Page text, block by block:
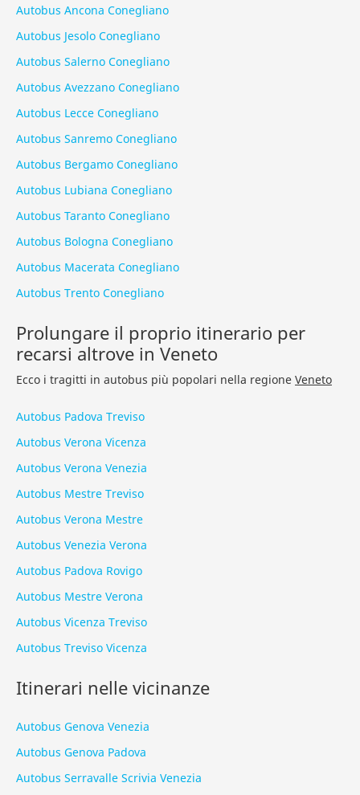
Autobus Ancona Conegliano
Autobus Jesolo Conegliano
Autobus Salerno Conegliano
Autobus Avezzano Conegliano
Autobus Lecce Conegliano
Autobus Sanremo Conegliano
Autobus Bergamo Conegliano
Autobus Lubiana Conegliano
Autobus Taranto Conegliano
Autobus Bologna Conegliano
Autobus Macerata Conegliano
Autobus Trento Conegliano
Prolungare il proprio itinerario per
recarsi altrove in Veneto
Ecco i tragitti in autobus più popolari nella regione Veneto
Autobus Padova Treviso
Autobus Verona Vicenza
Autobus Verona Venezia
Autobus Mestre Treviso
Autobus Verona Mestre
Autobus Venezia Verona
Autobus Padova Rovigo
Autobus Mestre Verona
Autobus Vicenza Treviso
Autobus Treviso Vicenza
Itinerari nelle vicinanze
Autobus Genova Venezia
Autobus Genova Padova
Autobus Serravalle Scrivia Venezia